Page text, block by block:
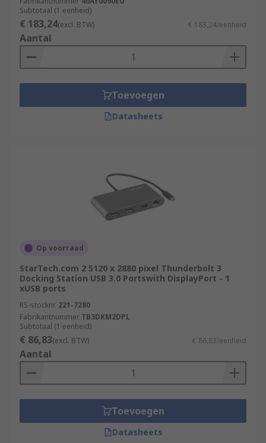
Subtotaal (1 eenheid)
€ 183,24(excl. BTW) € 183,24/eenheid
Aantal
Toevoegen
Datasheets
Op voorraad
StarTech.com 2 5120 x 2880 pixel Thunderbolt 3
Docking Station USB 3.0 Portswith DisplayPort - 1
xUSB ports
RS-stocknr. 221-7280
Fabrikantnummer TB3DKM2DPL
Subtotaal (1 eenheid)
€ 86,83(excl. BTW) € 86,83/eenheid
Aantal
Toevoegen
Datasheets